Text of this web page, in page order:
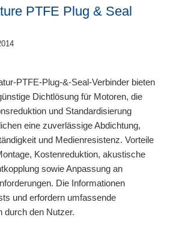
PTFE Plug & Seal
PTFE-Plug-&-Seal-Verbinder bieten
Dichtlösung für Motoren, die
und Standardisierung
eine zuverlässige Abdichtung,
und Medienresistenz. Vorteile
Kostenreduktion, akustische
sowie Anpassung an
Die Informationen
und erfordern umfassende
durch den Nutzer.